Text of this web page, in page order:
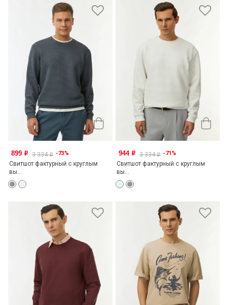
899 o 3 334o -73%
Свитшот фактурный с круглым
вы...
944 o 3 334o -71%
Свитшот фактурный с круглым
вы...